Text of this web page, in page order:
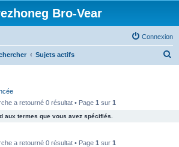
Bro-Vear
Connexion
Sujets actifs
a retourné 0 résultat • Page 1 sur 1
aux termes que vous avez spécifiés.
a retourné 0 résultat • Page 1 sur 1